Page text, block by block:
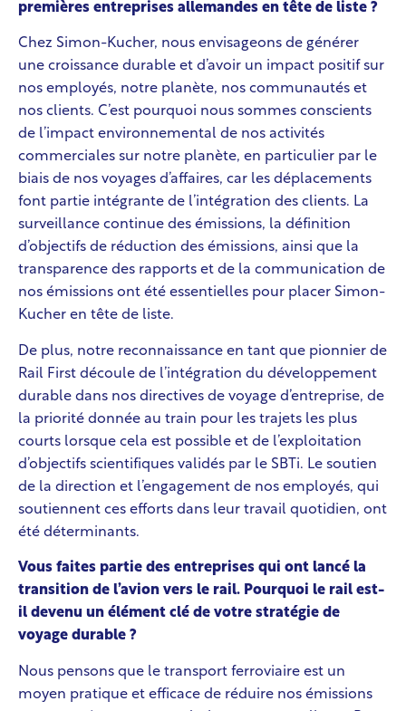
premières entreprises allemandes en tête de liste ?
Chez Simon-Kucher, nous envisageons de générer
une croissance durable et d’avoir un impact positif sur
nos employés, notre planète, nos communautés et
nos clients. C’est pourquoi nous sommes conscients
de l’impact environnemental de nos activités
commerciales sur notre planète, en particulier par le
biais de nos voyages d’affaires, car les déplacements
font partie intégrante de l’intégration des clients. La
surveillance continue des émissions, la définition
d’objectifs de réduction des émissions, ainsi que la
transparence des rapports et de la communication de
nos émissions ont été essentielles pour placer Simon-
Kucher en tête de liste.
De plus, notre reconnaissance en tant que pionnier de
Rail First découle de l’intégration du développement
durable dans nos directives de voyage d’entreprise, de
la priorité donnée au train pour les trajets les plus
courts lorsque cela est possible et de l’exploitation
d’objectifs scientifiques validés par le SBTi. Le soutien
de la direction et l’engagement de nos employés, qui
soutiennent ces efforts dans leur travail quotidien, ont
été déterminants.
Vous faites partie des entreprises qui ont lancé la
transition de l’avion vers le rail. Pourquoi le rail est-
il devenu un élément clé de votre stratégie de
voyage durable ?
Nous pensons que le transport ferroviaire est un
moyen pratique et efficace de réduire nos émissions